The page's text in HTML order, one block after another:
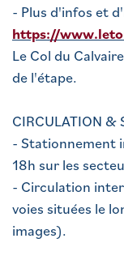
- Plus d'infos et
https://
Le Col du
de l'étape.
CIRCULATION &
- Stationnement
18h sur les
- Circulation
voies situées le
images).